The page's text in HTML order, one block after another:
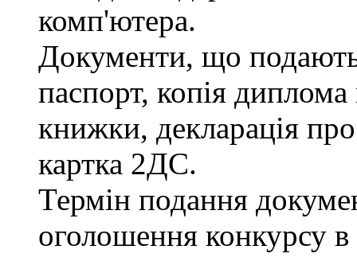
комп'ютера.
Документи, що
паспорт, копія диплома
книжки, декларація
картка 2ДС.
Термін подання
оголошення конкурсу в